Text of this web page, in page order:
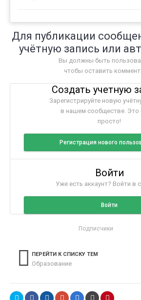
Для публикации
учётную запись или
Вы должны быть
чтобы оставить
Создать учетную
Зарегистрируйте новую
в нашем сообществе. Это
просто!
Регистрация нового
Войти
Уже есть аккаунт? Войти в
Войти
Подписчики
ПЕРЕЙТИ К СПИСКУ ТЕМ
Образование